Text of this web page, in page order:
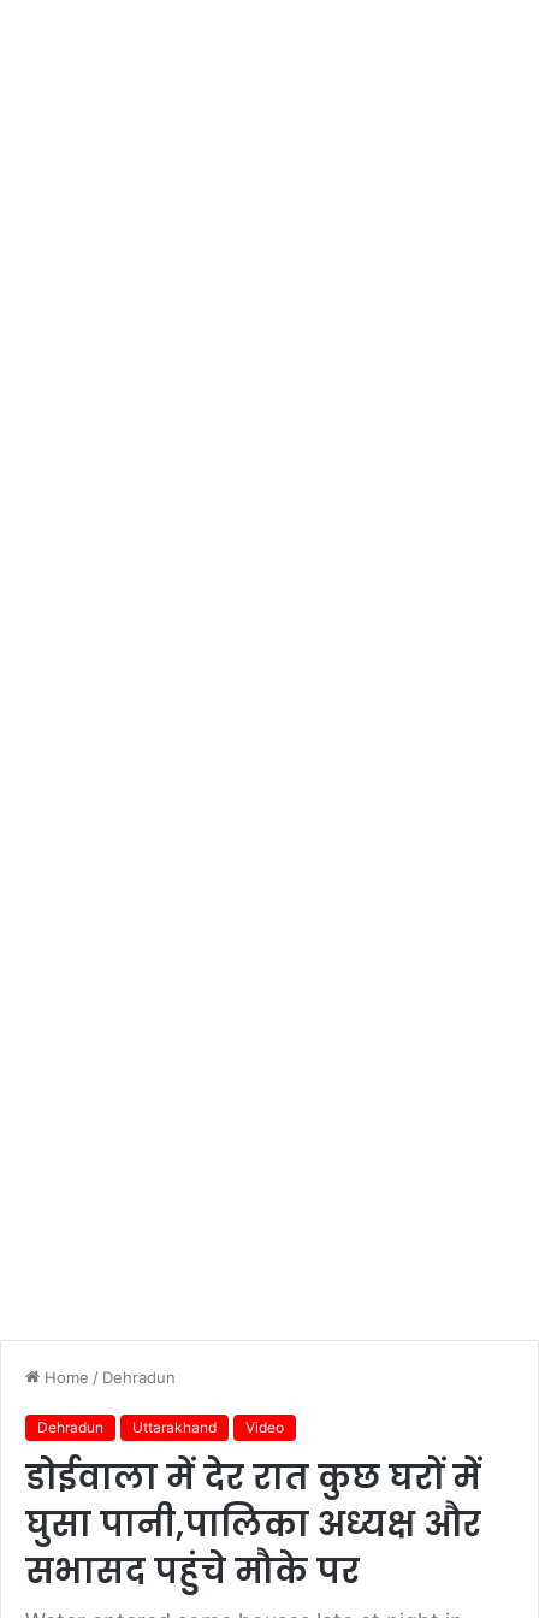
Home / Dehradun
Dehradun Uttarakhand Video
डोईवाला में देर रात कुछ घरों में
घुसा पानी,पालिका अध्यक्ष और
सभासद पहुंचे मौके पर